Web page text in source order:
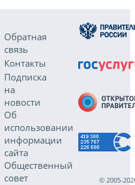
Обратная
связь
Контакты
Подписка
на
новости
Об
использовании
информации
сайта
Общественный
совет
© 2005-